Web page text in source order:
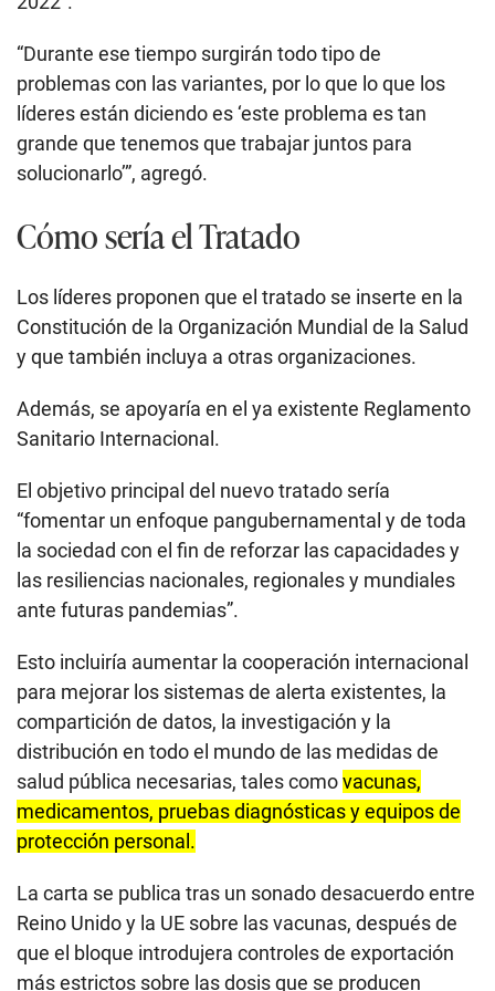
“Durante ese tiempo surgirán todo tipo de
problemas con las variantes, por lo que lo que los
líderes están diciendo es ‘este problema es tan
grande que tenemos que trabajar juntos para
solucionarlo’”, agregó.
Cómo sería el Tratado
Los líderes proponen que el tratado se inserte en la
Constitución de la Organización Mundial de la Salud
y que también incluya a otras organizaciones.
Además, se apoyaría en el ya existente Reglamento
Sanitario Internacional.
El objetivo principal del nuevo tratado sería
“fomentar un enfoque pangubernamental y de toda
la sociedad con el fin de reforzar las capacidades y
las resiliencias nacionales, regionales y mundiales
ante futuras pandemias”.
Esto incluiría aumentar la cooperación internacional
para mejorar los sistemas de alerta existentes, la
compartición de datos, la investigación y la
distribución en todo el mundo de las medidas de
salud pública necesarias, tales comovacunas,
medicamentos, pruebas diagnósticas y equipos de
protección personal.
La carta se publica tras un sonado desacuerdo entre
Reino Unido y la UE sobre las vacunas, después de
que el bloque introdujera controles de exportación
más estrictos sobre las dosis que se producen